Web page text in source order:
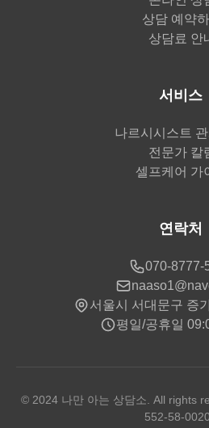
상담 예약하
상담료 안
서비스
나르시시스트
전문가 칼
셀프케어 가
연락처
070-8777-
서울시 서대문구 증
평일/공휴일
© 2024 나만 아는 상담소. All rights
552-58-